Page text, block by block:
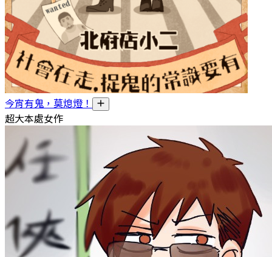
今宵有鬼，莫熄燈！
超大本處女作